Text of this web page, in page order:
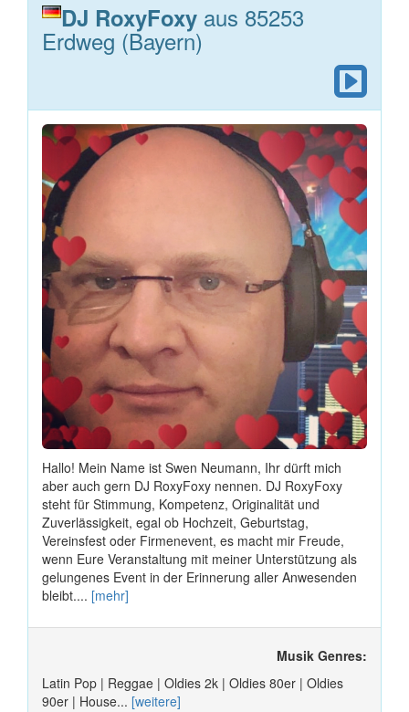
DJ RoxyFoxy aus 85253
Erdweg (Bayern)
Hallo! Mein Name ist Swen Neumann, Ihr dürft mich
aber auch gern DJ RoxyFoxy nennen. DJ RoxyFoxy
steht für Stimmung, Kompetenz, Originalität und
Zuverlässigkeit, egal ob Hochzeit, Geburtstag,
Vereinsfest oder Firmenevent, es macht mir Freude,
wenn Eure Veranstaltung mit meiner Unterstützung als
gelungenes Event in der Erinnerung aller Anwesenden
bleibt.... [mehr]
Musik Genres:
Latin Pop | Reggae | Oldies 2k | Oldies 80er | Oldies
90er | House... [weitere]